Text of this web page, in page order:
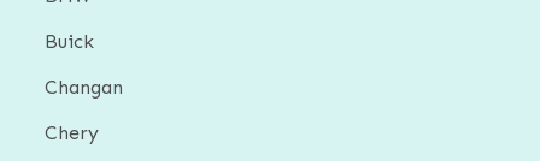
Buick
Changan
Chery